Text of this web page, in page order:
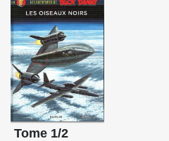
Tome 1/2